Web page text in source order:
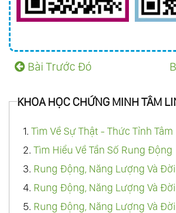
Bài Trước Đó
KHOA HỌC CHỨNG MINH TÂM
1. Tìm Về Sự Thật - Thức Tỉnh Tâm
2. Tìm Hiểu Về Tần Số Rung Động
3. Rung Động, Năng Lượng Và Đời
4. Rung Động, Năng Lượng Và
5. Rung Động, Năng Lượng Và